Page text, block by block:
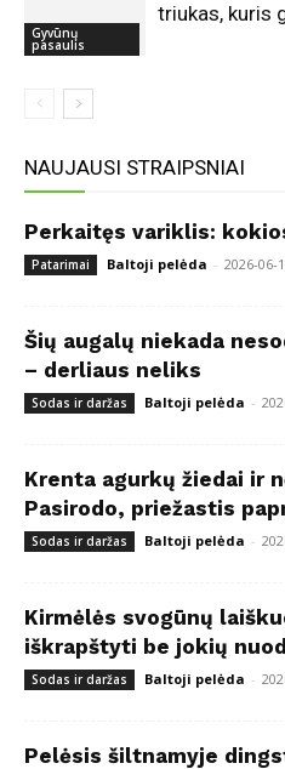
Gyvūnų
pasaulis
triukas, kuris
NAUJAUSI STRAIPSNIAI
Perkaitęs variklis:
Patarimai Baltoji pelėda - 2026-06-
Šių augalų niekada
– derliaus neliks
Sodas ir daržas Baltoji pelėda -
Krenta agurkų žiedai ir
Pasirodo, priežastis
Sodas ir daržas Baltoji pelėda -
Kirmėlės svogūnų
iškrapštyti be jokių
Sodas ir daržas Baltoji pelėda -
Pelėsis šiltnamyje